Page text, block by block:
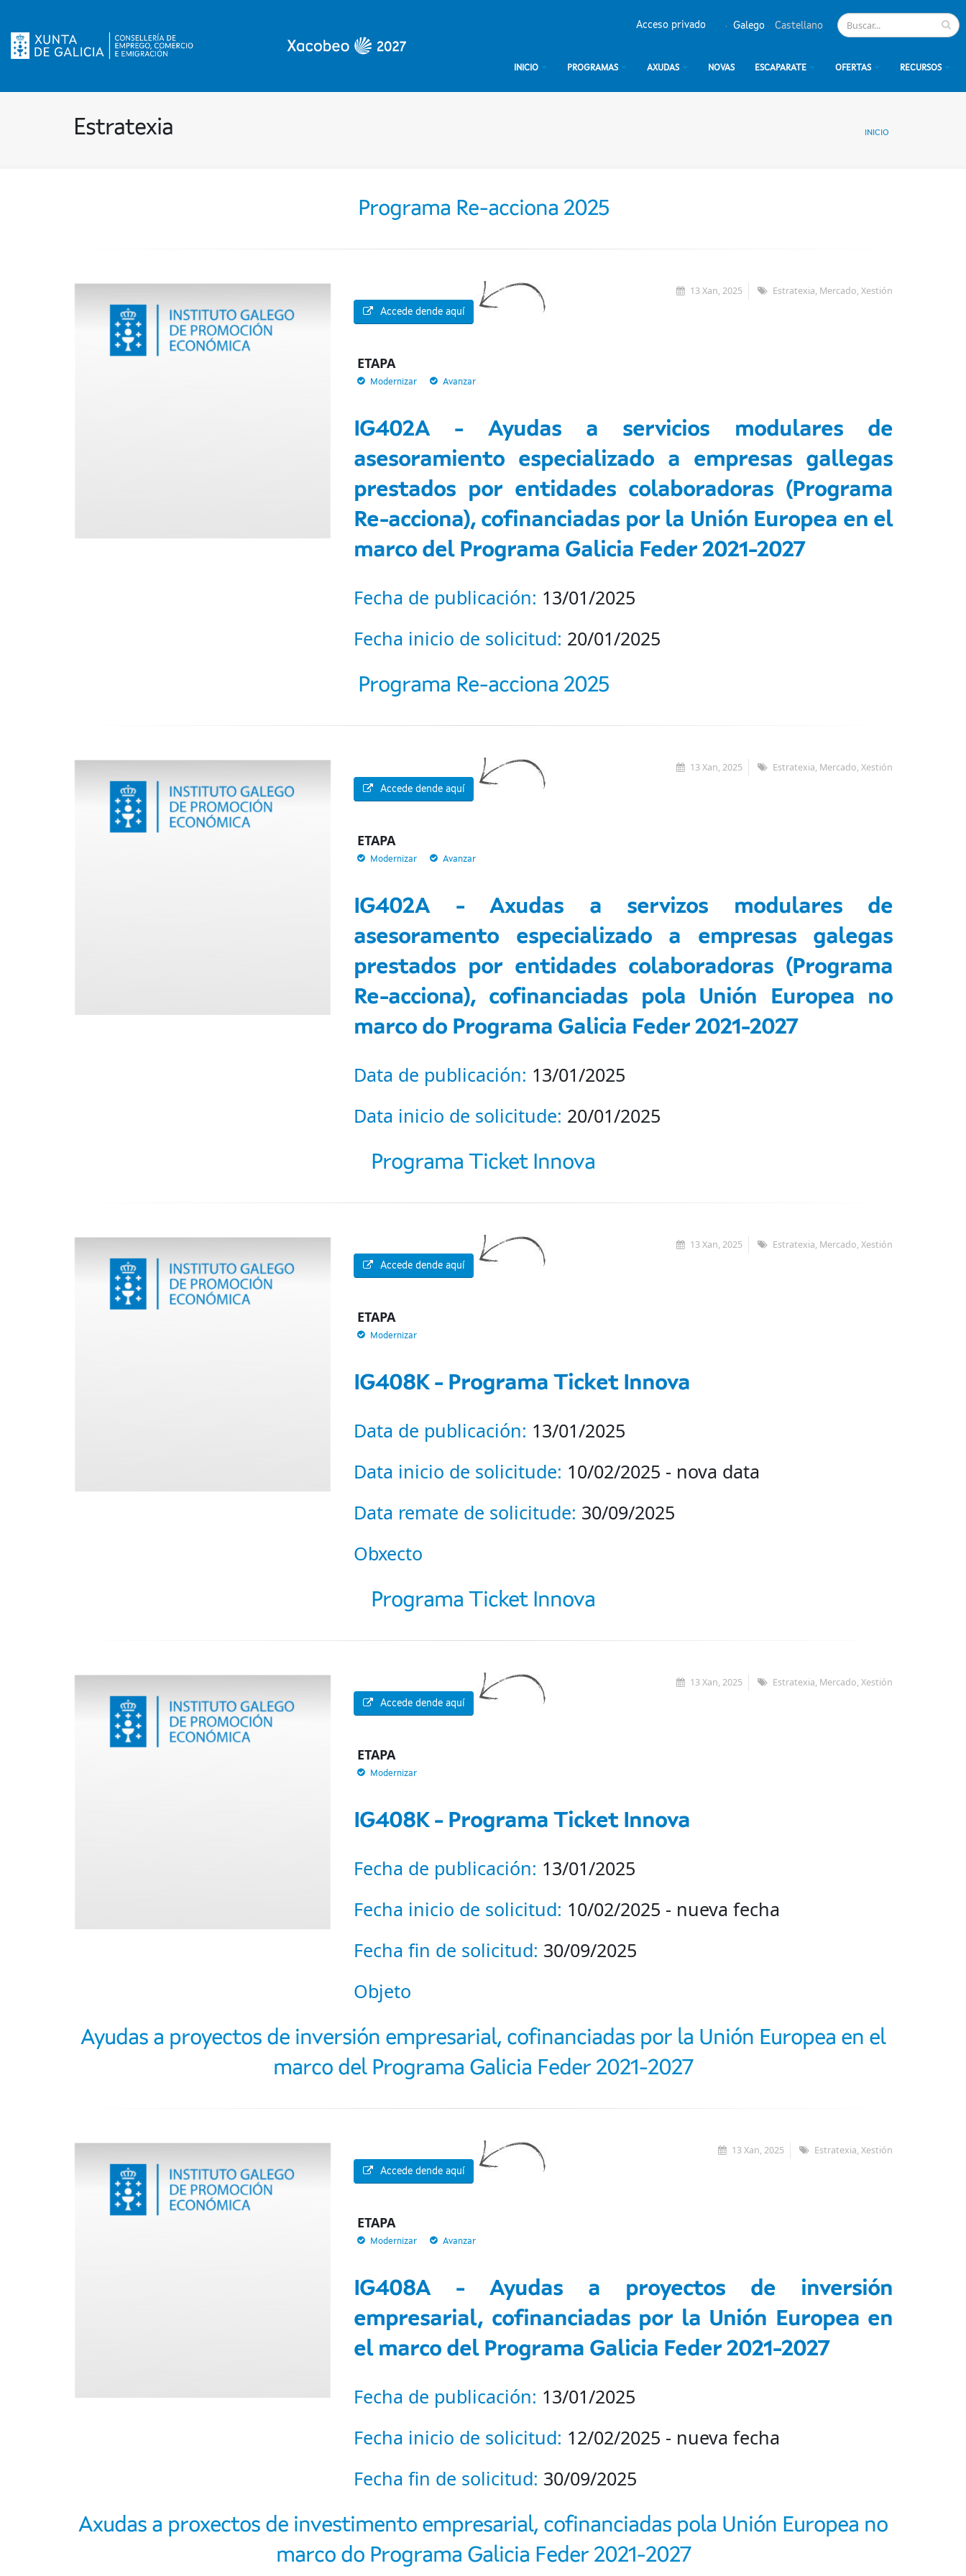
Galego Castellano
Acceso privado
INICIO PROGRAMAS AXUDAS NOVAS ESCAPARATE OFERTAS RECURSOS
Estratexia INICIO
Programa Re-acciona 2025
13 Xan, 2025 Estratexia, Mercado, Xestión
Accede dende aquí
ETAPA
Modernizar Avanzar
IG402A - Ayudas a servicios modulares de
asesoramiento especializado a empresas gallegas
prestados por entidades colaboradoras (Programa
Re-acciona), cofinanciadas por la Unión Europea en el
marco del Programa Galicia Feder 2021-2027
Fecha de publicación: 13/01/2025
Fecha inicio de solicitud: 20/01/2025
Programa Re-acciona 2025
13 Xan, 2025 Estratexia, Mercado, Xestión
Accede dende aquí
ETAPA
Modernizar Avanzar
IG402A - Axudas a servizos modulares de
asesoramento especializado a empresas galegas
prestados por entidades colaboradoras (Programa
Re-acciona), cofinanciadas pola Unión Europea no
marco do Programa Galicia Feder 2021-2027
Data de publicación: 13/01/2025
Data inicio de solicitude: 20/01/2025
Programa Ticket Innova
13 Xan, 2025 Estratexia, Mercado, Xestión
Accede dende aquí
ETAPA
Modernizar
IG408K - Programa Ticket Innova
Data de publicación: 13/01/2025
Data inicio de solicitude: 10/02/2025 - nova data
Data remate de solicitude: 30/09/2025
Obxecto
Programa Ticket Innova
13 Xan, 2025 Estratexia, Mercado, Xestión
Accede dende aquí
ETAPA
Modernizar
IG408K - Programa Ticket Innova
Fecha de publicación: 13/01/2025
Fecha inicio de solicitud: 10/02/2025 - nueva fecha
Fecha fin de solicitud: 30/09/2025
Objeto
Ayudas a proyectos de inversión empresarial, cofinanciadas por la Unión Europea en el
marco del Programa Galicia Feder 2021-2027
13 Xan, 2025 Estratexia, Xestión
Accede dende aquí
ETAPA
Modernizar Avanzar
IG408A - Ayudas a proyectos de inversión
empresarial, cofinanciadas por la Unión Europea en
el marco del Programa Galicia Feder 2021-2027
Fecha de publicación: 13/01/2025
Fecha inicio de solicitud: 12/02/2025 - nueva fecha
Fecha fin de solicitud: 30/09/2025
Axudas a proxectos de investimento empresarial, cofinanciadas pola Unión Europea no
marco do Programa Galicia Feder 2021-2027